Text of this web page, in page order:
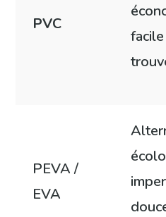
PVC
facile
PEVA /
EVA